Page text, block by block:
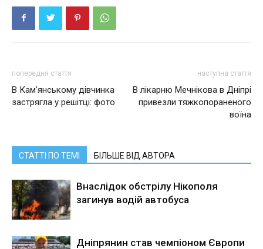
попередня стаття
В Кам’янському дівчинка
застрягла у решітці: фото
наступна стаття
В лікарню Мечнікова в Дніпрі
привезли тяжкопораненого
воїна
СТАТТІ ПО ТЕМІ БІЛЬШЕ ВІД АВТОРА
Внаслідок обстрілу Нікополя
загинув водій автобуса
Дніпрянин став чемпіоном Європи